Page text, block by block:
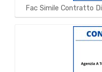
Fac Simile Contratto